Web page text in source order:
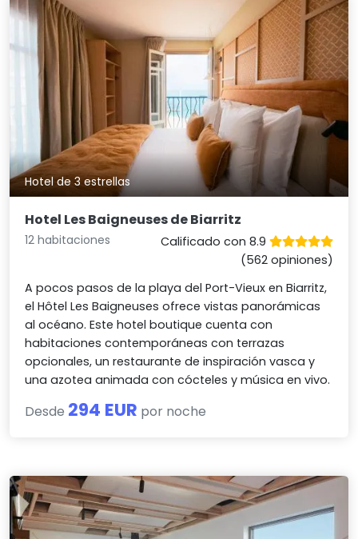
Hotel de 3 estrellas
Hotel Les Baigneuses de Biarritz
12 habitaciones
Calificado con 8.9
(562 opiniones)
A pocos pasos de la playa del Port-Vieux en Biarritz,
el Hôtel Les Baigneuses ofrece vistas panorámicas
al océano. Este hotel boutique cuenta con
habitaciones contemporáneas con terrazas
opcionales, un restaurante de inspiración vasca y
una azotea animada con cócteles y música en vivo.
Desde 294 EUR por noche